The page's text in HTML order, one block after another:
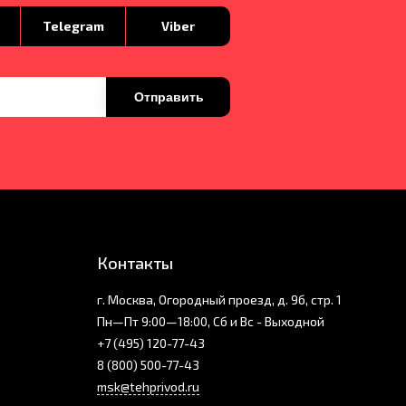
Telegram Viber
Отправить
Контакты
г. Москва, Огородный проезд, д. 9б, стр. 1
Пн—Пт 9:00—18:00, Сб и Вс - Выходной
+7 (495) 120-77-43
8 (800) 500-77-43
msk@tehprivod.ru